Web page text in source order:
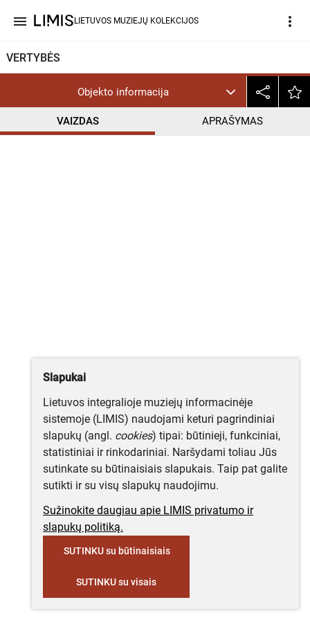
menu LIETUVOS MUZIEJŲ KOLEKCIJOS more_vert
VERTYBĖS
Objekto informacija
VAIZDAS APRAŠYMAS
Slapukai
Lietuvos integralioje muziejų informacinėje
sistemoje (LIMIS) naudojami keturi pagrindiniai
slapukų (angl. cookies) tipai: būtinieji, funkciniai,
statistiniai ir rinkodariniai. Naršydami toliau Jūs
sutinkate su būtinaisiais slapukais. Taip pat galite
sutikti ir su visų slapukų naudojimu.
Sužinokite daugiau apie LIMIS privatumo ir
slapukų politiką.
SUTINKU su būtinaisiais
SUTINKU su visais